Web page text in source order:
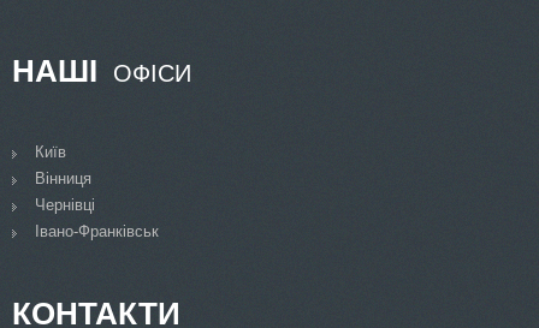
НАШІ ОФІСИ
Київ
Вінниця
Чернівці
Івано-Франківськ
КОНТАКТИ